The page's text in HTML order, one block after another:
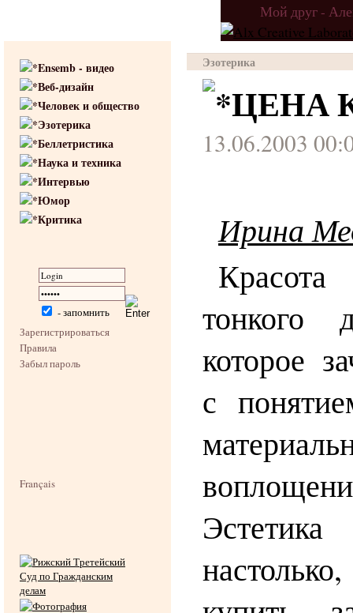
Мой друг -
Ensemb - видео
Веб-дизайн
Человек и общество
Эзотерика
Беллетристика
Наука и техника
Интервью
Юмор
Критика
- запомнить
Зарегистрироваться
Правила
Забыл пароль
Français
Эзотерика
ЦЕНА
13.06.2003
Ирина
тонкого
которое
с